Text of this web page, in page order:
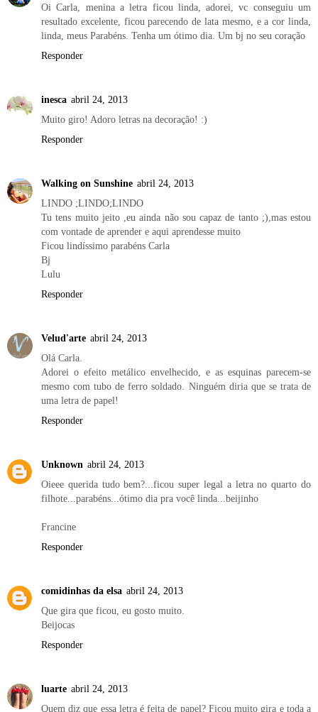
Oi Carla, menina a letra ficou linda, adorei, vc conseguiu um
resultado excelente, ficou parecendo de lata mesmo, e a cor linda,
linda, meus Parabéns. Tenha um ótimo dia. Um bj no seu coração
Responder
inesca abril 24, 2013
Muito giro! Adoro letras na decoração! :)
Responder
Walking on Sunshine abril 24, 2013
LINDO ;LINDO;LINDO
Tu tens muito jeito ,eu ainda não sou capaz de tanto ;),mas estou
com vontade de aprender e aqui aprendesse muito
Ficou lindíssimo parabéns Carla
Bj
Lulu
Responder
Velud'arte abril 24, 2013
Olá Carla.
Adorei o efeito metálico envelhecido, e as esquinas parecem-se
mesmo com tubo de ferro soldado. Ninguém diria que se trata de
uma letra de papel!
Responder
Unknown abril 24, 2013
Oieee querida tudo bem?...ficou super legal a letra no quarto do
filhote...parabéns...ótimo dia pra você linda...beijinho
Francine
Responder
comidinhas da elsa abril 24, 2013
Que gira que ficou, eu gosto muito.
Beijocas
Responder
luarte abril 24, 2013
Quem diz que essa letra é feita de papel? Ficou muito gira e toda a